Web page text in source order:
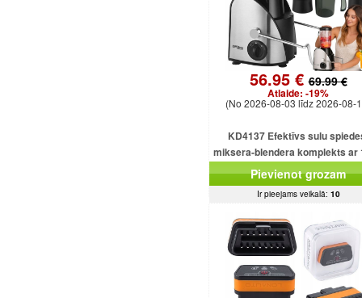
56.95 €69.99 €
Atlaide: -19%
(No 2026-08-03 līdz 2026-08-
KD4137 Efektīvs sulu
miksera-blendera komplekts ar
ml ietilpību un 1500 W
Pievienot grozam
Ir pieejams veikalā: 10